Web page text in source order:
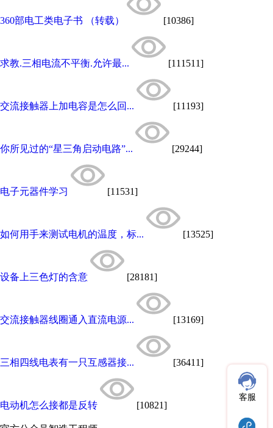
360部电工类电子书 （转载） [10386]
求教.三相电流不平衡.允许最... [111511]
交流接触器上加电容是怎么回... [11193]
你所见过的“星三角启动电路”... [29244]
电子元器件学习 [11531]
如何用手来测试电机的温度，标... [13525]
设备上三色灯的含意 [28181]
交流接触器线圈通入直流电源... [13169]
三相四线电表有一只互感器接... [36411]
电动机怎么接都是反转 [10821]
客服